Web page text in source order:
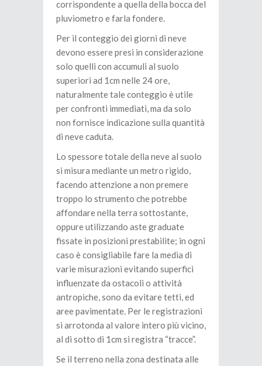
corrispondente a quella della bocca del
pluviometro e farla fondere.
Per il conteggio dei giorni di neve
devono essere presi in considerazione
solo quelli con accumuli al suolo
superiori ad 1cm nelle 24 ore,
naturalmente tale conteggio è utile
per confronti immediati, ma da solo
non fornisce indicazione sulla quantità
di neve caduta.
Lo spessore totale della neve al suolo
si misura mediante un metro rigido,
facendo attenzione a non premere
troppo lo strumento che potrebbe
affondare nella terra sottostante,
oppure utilizzando aste graduate
fissate in posizioni prestabilite; in ogni
caso è consigliabile fare la media di
varie misurazioni evitando superfici
influenzate da ostacoli o attività
antropiche, sono da evitare tetti, ed
aree pavimentate. Per le registrazioni
si arrotonda al valore intero più vicino,
al di sotto di 1cm si registra “tracce”.
Se il terreno nella zona destinata alle